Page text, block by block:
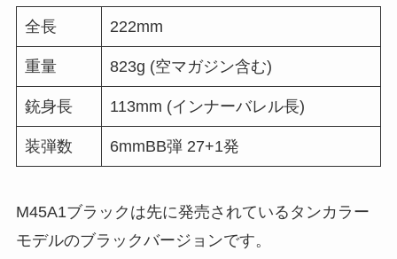
全長 222mm
重量 823g (空マガジン含む)
銃身長 113mm (インナーバレル長)
装弾数 6mmBB弾 27+1発
M45A1ブラックは先に発売されているタンカラー
モデルのブラックバージョンです。